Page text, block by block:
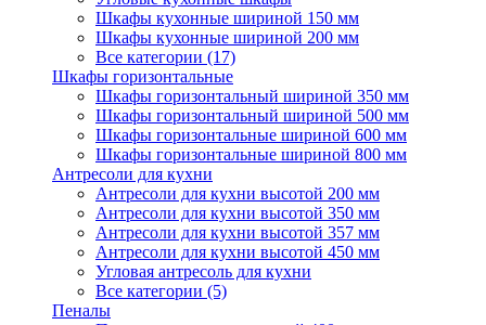
Шкафы кухонные шириной 150 мм
Шкафы кухонные шириной 200 мм
Все категории (17)
Шкафы горизонтальные
Шкафы горизонтальный шириной 350 мм
Шкафы горизонтальный шириной 500 мм
Шкафы горизонтальные шириной 600 мм
Шкафы горизонтальные шириной 800 мм
Антресоли для кухни
Антресоли для кухни высотой 200 мм
Антресоли для кухни высотой 350 мм
Антресоли для кухни высотой 357 мм
Антресоли для кухни высотой 450 мм
Угловая антресоль для кухни
Все категории (5)
Пеналы